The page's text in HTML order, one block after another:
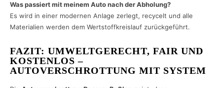
Was passiert mit meinem Auto nach der Abholung?
Es wird in einer modernen Anlage zerlegt, recycelt und alle
Materialien werden dem Wertstoffkreislauf zurückgeführt.
FAZIT: UMWELTGERECHT, FAIR UND
KOSTENLOS –
AUTOVERSCHROTTUNG MIT SYSTEM